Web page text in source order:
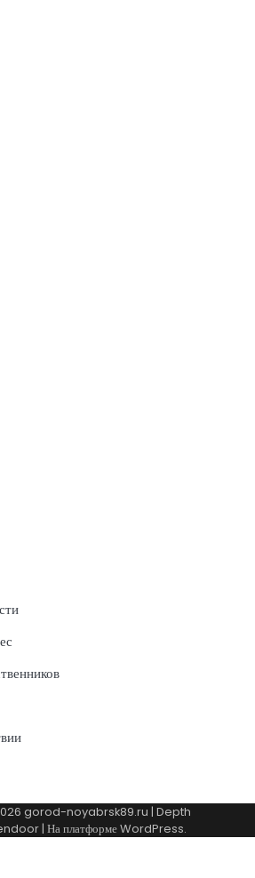
gorod-noyabrsk89.ru | Depth
| На платформеWordPress.